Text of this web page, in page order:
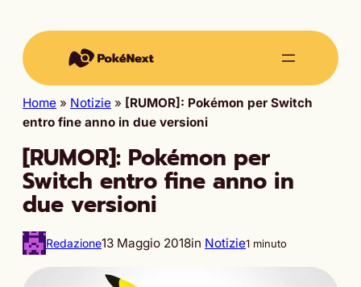
Home » Notizie » [RUMOR]: Pokémon per Switch
entro fine anno in due versioni
[RUMOR]: Pokémon per
Switch entro fine anno in
due versioni
Redazione13 Maggio 2018in Notizie1 minuto